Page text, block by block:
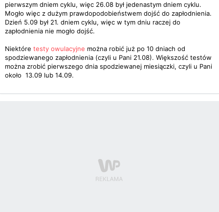
pierwszym dniem cyklu, więc 26.08 był jedenastym dniem cyklu.
Mogło więc z dużym prawdopodobieństwem dojść do zapłodnienia.
Dzień 5.09 był 21. dniem cyklu, więc w tym dniu raczej do
zapłodnienia nie mogło dojść.
Niektóre testy owulacyjne można robić już po 10 dniach od
spodziewanego zapłodnienia (czyli u Pani 21.08). Większość testów
można zrobić pierwszego dnia spodziewanej miesiączki, czyli u Pani
około 13.09 lub 14.09.